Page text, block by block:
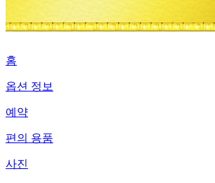
홈
옵션 정보
예약
편의 용품
사진